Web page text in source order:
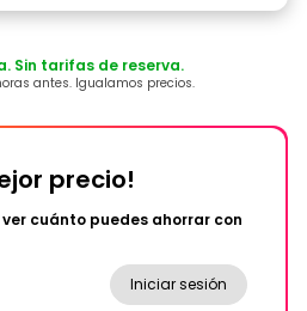
Sin tarifas de reserva.
antes. Igualamos precios.
precio!
cuánto puedes ahorrar con
Iniciar sesión